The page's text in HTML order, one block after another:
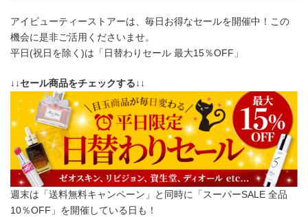
アイビューティーストアーは、毎日お得なセールを開催中！この
機会に是非ご活用くださいませ。
平日(祝日を除く)は「日替わりセール 最大15％OFF」
↓↓セール商品をチェックする↓↓
週末は「送料無料キャンペーン」と同時に「スーパーSALE 全品
10％OFF」を開催している日も！